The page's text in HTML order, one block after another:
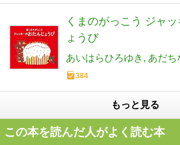
くまのがっこう ジャ
ょうび
あいはらひろゆき あだち
384
もっと見る
この本を読んだ人がよく読む本